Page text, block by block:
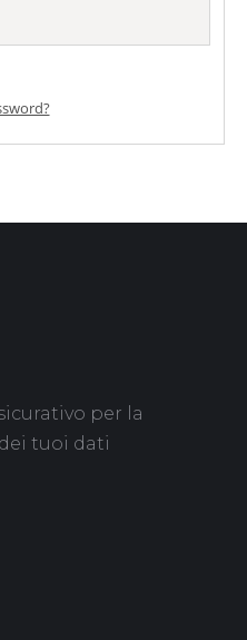
per la
tuoi dati